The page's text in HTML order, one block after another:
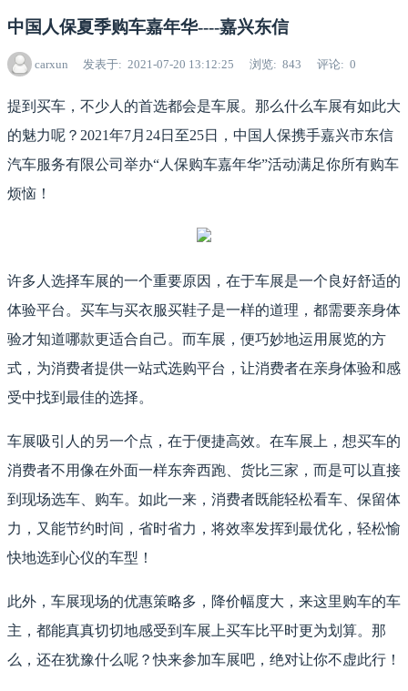
中国人保夏季购车嘉年华----嘉兴东信
carxun 发表于 2021-07-20 13:12:25 浏览 843 评论 0
提到买车，不少人的首选都会是车展。那么什么车展有如此大
的魅力呢？2021年7月24日至25日，中国人保携手嘉兴市东信
汽车服务有限公司举办“人保购车嘉年华”活动满足你所有购车
烦恼！
许多人选择车展的一个重要原因，在于车展是一个良好舒适的
体验平台。买车与买衣服买鞋子是一样的道理，都需要亲身体
验才知道哪款更适合自己。而车展，便巧妙地运用展览的方
式，为消费者提供一站式选购平台，让消费者在亲身体验和感
受中找到最佳的选择。
车展吸引人的另一个点，在于便捷高效。在车展上，想买车的
消费者不用像在外面一样东奔西跑、货比三家，而是可以直接
到现场选车、购车。如此一来，消费者既能轻松看车、保留体
力，又能节约时间，省时省力，将效率发挥到最优化，轻松愉
快地选到心仪的车型！
此外，车展现场的优惠策略多，降价幅度大，来这里购车的车
主，都能真真切切地感受到车展上买车比平时更为划算。那
么，还在犹豫什么呢？快来参加车展吧，绝对让你不虚此行！